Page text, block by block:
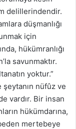
delillerindendir.
düşmanlığı
için
hükümranlığı
savunmaktır.
yoktur.”
nüfûz ve
vardır. Bir insan
hükümdarına,
mertebeye